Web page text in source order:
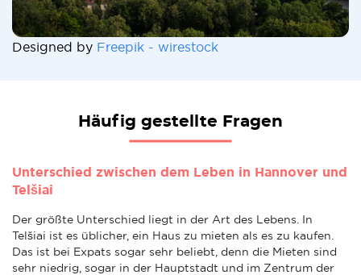
Designed by Freepik - wirestock
Häufig gestellte Fragen
Unterschied zwischen dem Leben in Hannover und
Telšiai
Der größte Unterschied liegt in der Art des Lebens. In
Telšiai ist es üblicher, ein Haus zu mieten als es zu kaufen.
Das ist bei Expats sogar sehr beliebt, denn die Mieten sind
sehr niedrig, sogar in der Hauptstadt und im Zentrum der